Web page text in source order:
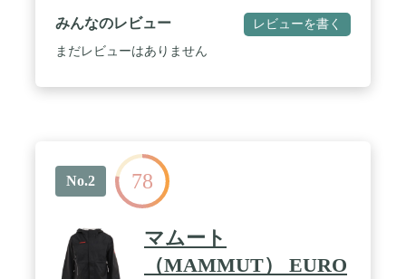
みんなのレビュー レビューを書く
まだレビューはありません
No.2 78
マムート
（MAMMUT） EURO